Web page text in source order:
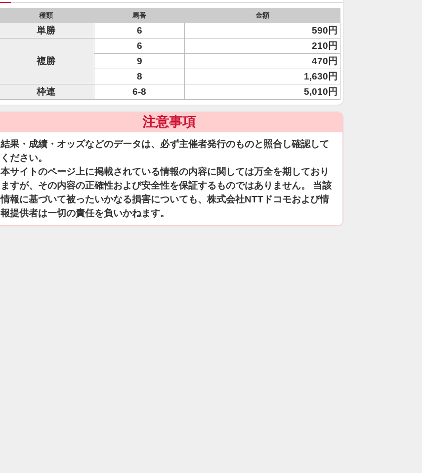
種類 馬番 金額
単勝 6 590円
複勝
6
210円
9
470円
8
1,630円
枠連
6-8 5,010円
注意事項
結果・成績・オッズなどのデータは、必ず主催者発行のものと照合し確認して
ください。
本サイトのページ上に掲載されている情報の内容に関しては万全を期しており
ますが、その内容の正確性および安全性を保証するものではありません。 当該
情報に基づいて被ったいかなる損害についても、株式会社NTTドコモおよび情
報提供者は一切の責任を負いかねます。